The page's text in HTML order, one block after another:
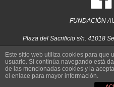
FUNDACIÓN
Plaza del Sacrificio s/n. 41018
Copyright © 2012-2018 Fundación
Este sitio web utiliza cookies para que
usuario. Si continúa navegando está
de las mencionadas cookies y la
el enlace para mayor información.